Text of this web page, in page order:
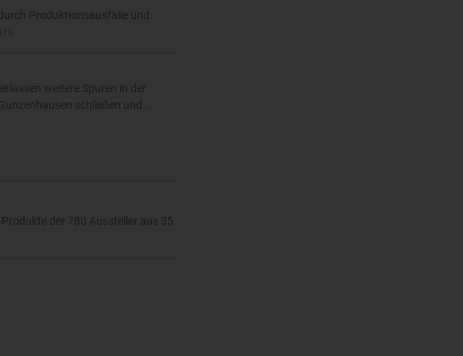
Produktionsausfälle und
weitere Spuren in der
schließen und…
der 780 Aussteller aus 35